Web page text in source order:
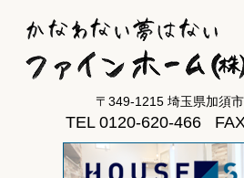
〒349-1215 埼玉県加須
TEL 0120-620-466